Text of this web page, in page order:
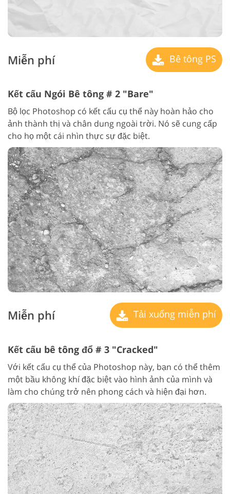
Miễn phí Bê tông PS
Kết cấu Ngói Bê tông # 2 "Bare"
Bộ lọc Photoshop có kết cấu cụ thể này hoàn hảo cho
ảnh thành thị và chân dung ngoài trời. Nó sẽ cung cấp
cho họ một cái nhìn thực sự đặc biệt.
Miễn phí Tải xuống miễn phí
Kết cấu bê tông đổ # 3 "Cracked"
Với kết cấu cụ thể của Photoshop này, bạn có thể thêm
một bầu không khí đặc biệt vào hình ảnh của mình và
làm cho chúng trở nên phong cách và hiện đại hơn.